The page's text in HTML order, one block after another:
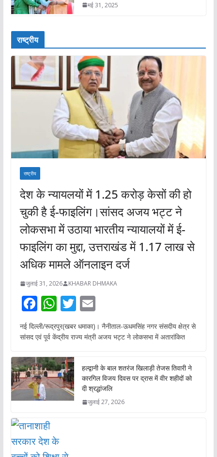
मई 31, 2025
राष्ट्रीय
राष्ट्रीय
देश के न्यायलयों में 1.25 करोड़ केसों की हो
चुकी है ई-फाइलिंग।सांसद अजय भट्ट ने
लोकसभा में उठाया भारतीय न्यायालयों में ई-
फाइलिंग का मुद्दा, उत्तराखंड में 1.17 लाख से
अधिक मामले ऑनलाइन दर्ज
जुलाई 31, 2026 KHABAR DHMAKA
F
ac
e
o
o
k
W
h
at
A
p
p
T
w
itt
E
m
ai
नई दिल्ली/रूद्रपुर(खबर धमाका)। नैनीताल-ऊधमसिंह नगर संसदीय क्षेत्र से
सांसद एवं पूर्व केंद्रीय राज्य मंत्री अजय भट्ट ने लोकसभा में अतारांकित
हल्द्वानी के बाल शतरंज खिलाड़ी तेजस तिवारी ने
कारगिल विजय दिवस पर द्रास में वीर शहीदों को
दी श्रद्धांजलि
जुलाई 27, 2026